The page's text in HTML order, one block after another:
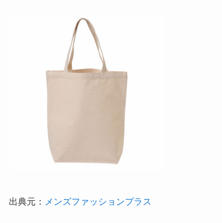
出典元： メンズファッションプラス